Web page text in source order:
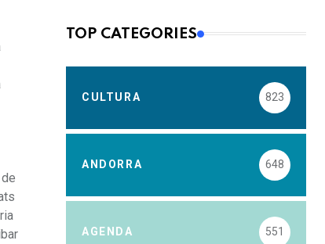
TOP CATEGORIES
CULTURA 823
ANDORRA 648
AGENDA 551